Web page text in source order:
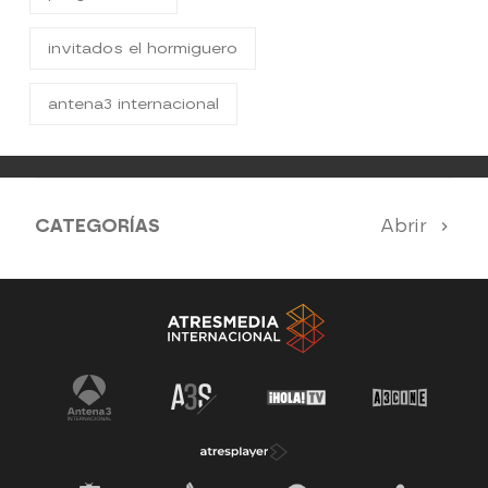
invitados el hormiguero
antena3 internacional
CATEGORÍAS Abrir
Antena 3 Noticias El Hormiguero
Tu cara me suena Pasapalabra